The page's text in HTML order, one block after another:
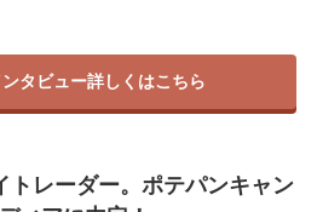
タビュー詳しくはこちら
レーダー。ポテパンキャン